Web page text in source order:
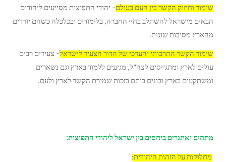
שימור וחיזוק הקשר בין העם בעולם– יהודי התפוצות מסייעים ליהודים
הבאים מישראל להשתלב בחיי החברה, בלימודים ובכלכלה כשהם יורדים
מהארץ מסיבות שונות.
שימור הקשר התרבותי והערכי של הדור הצעיר לישראל– צעירים רבים
עולים לארץ ומתגייסים לצה”ל, מגיעים ללמוד בארץ וגם נשארים
ומשתקעים בארץ ובונים ביתם בזכות שמירת הקשר לארץ ולעם.
מתחים ואתגרים ביחסים בין ישראל ליהודי התפוצות:
מחלוקות על הזהות היהודית: